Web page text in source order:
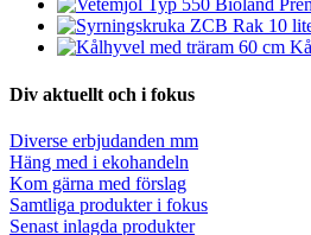
Div aktuellt och i fokus
Diverse erbjudanden mm
Häng med i ekohandeln
Kom gärna med förslag
Samtliga produkter i fokus
Senast inlagda produkter